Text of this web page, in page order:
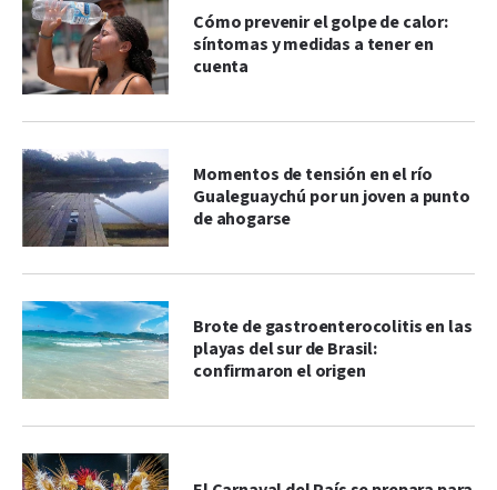
Cómo prevenir el golpe de calor:
síntomas y medidas a tener en
cuenta
Momentos de tensión en el río
Gualeguaychú por un joven a punto
de ahogarse
Brote de gastroenterocolitis en las
playas del sur de Brasil:
confirmaron el origen